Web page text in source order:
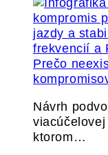
Prečo
Návrh
ktorom…